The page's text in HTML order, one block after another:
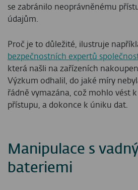
se zabránilo neoprávněnému
údajům.
Proč je to důležité, ilustruje
bezpečnostních expertů
která našli na zařízeních
Výzkum odhalil, do jaké míry
řádně vymazána, což mohlo vést
přístupu, a dokonce k úniku dat.
Manipulace s
bateriemi